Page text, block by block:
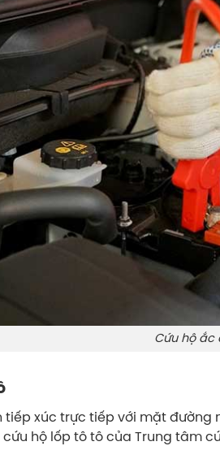
Cứu hộ ắc
tiếp xúc trực tiếp với mặt
hộ lốp tô tô của Trung tâm